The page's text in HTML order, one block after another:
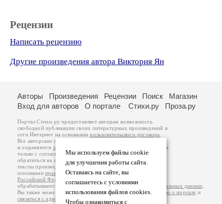
Рецензии
Написать рецензию
Другие произведения автора Виктория Ян
Мы используем файлы cookie
для улучшения работы сайта.
Оставаясь на сайте, вы
соглашаетесь с условиями
использования файлов cookies.
Чтобы ознакомиться с
Авторы Произведения Рецензии Поиск
Магазин
Вход для авторов
О портале Стихи.ру Проза.ру
Портал Стихи.ру предоставляет авторам возможность
свободной публикации своих литературных произведений в
сети Интернет на основаниипользовательского договора
Все авторские права на произведения принадлежат авторам
и охраняются законом
. Перепечатка произведений возможна
только с согласия его автора, к которому вы можете
обратиться на его авторской странице. Ответственность за
тексты произведений авторы несут самостоятельно на
основанииправил публикацииизаконодательства
Российской Федерации
обрабатываются на основанииПолитики обработки персональных данных
Вы также можете посмотреть более подробнуюинформацию о портале и
связаться с администрацией